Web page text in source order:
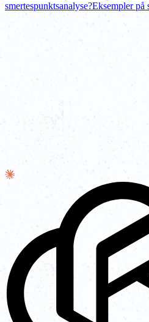
smertespunktsanalyse?Eksempler på